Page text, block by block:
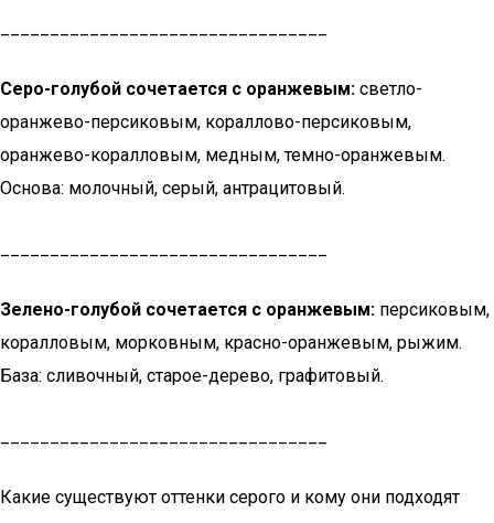
Серо-голубой сочетается с оранжевым: светло-
оранжево-персиковым, кораллово-персиковым,
оранжево-коралловым, медным, темно-оранжевым.
Основа: молочный, серый, антрацитовый.
Зелено-голубой сочетается с оранжевым: персиковым,
коралловым, морковным, красно-оранжевым, рыжим.
База: сливочный, старое-дерево, графитовый.
Какие существуют оттенки серого и кому они подходят